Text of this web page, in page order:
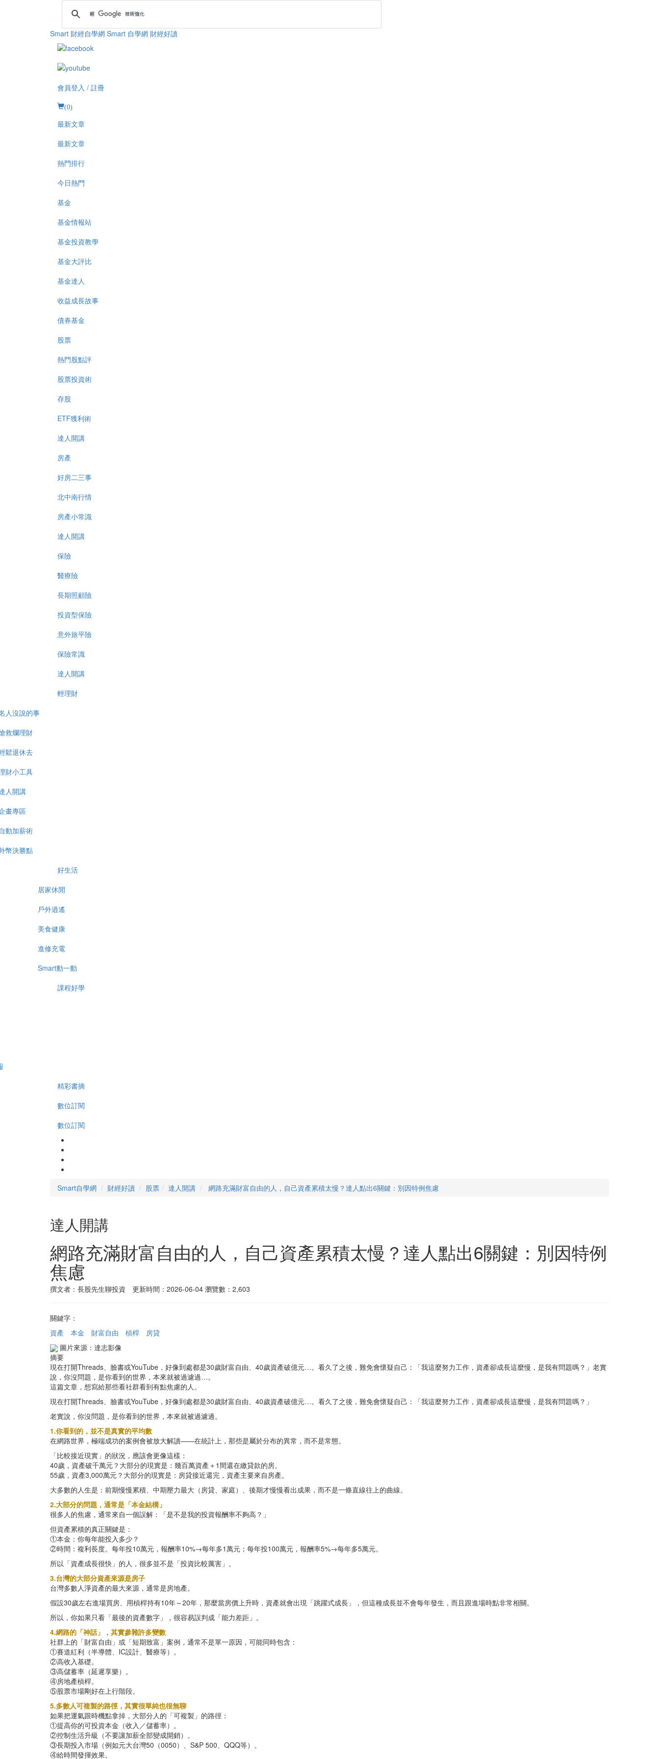
Smart 財經自學網 Smart 自學網 財經好讀
會員登入 / 註冊
(0)
最新文章
最新文章
熱門排行
今日熱門
基金
基金情報站
基金投資教學
基金大評比
基金達人
收益成長故事
債券基金
股票
熱門股點評
股票投資術
存股
ETF獲利術
達人開講
房產
好房二三事
北中南行情
房產小常識
達人開講
保險
醫療險
長期照顧險
投資型保險
意外旅平險
保險常識
達人開講
輕理財
人沒說的事
救爛理財
鬆退休去
財小工具
人開講
畫專區
動加薪術
幣決勝點
好生活
居家休閒
戶外逍遙
美食健康
進修充電
Smart動一動
課程好學
精彩書摘
數位訂閱
數位訂閱
Smart自學網 財經好讀 股票 達人開講 網路充滿財富自由的人，自己資產累積太慢？達人點出6關鍵：別因特例焦慮
達人開講
網路充滿財富自由的人，自己資產累積太慢？達人點出6關鍵：別因特例
焦慮
撰文者：長股先生聊投資 更新時間：2026-06-04 瀏覽數：2,603
關鍵字：
資產
本金 財富自由 槓桿
房貸
圖片來源：達志影像
摘要
現在打開Threads、臉書或YouTube，好像到處都是30歲財富自由、40歲資產破億元…。看久了之後，難免會懷疑自己：「我這麼努力工作，資產卻成長這麼慢，是我有問題嗎？」老實
說，你沒問題，是你看到的世界，本來就被過濾過…。
這篇文章，想寫給那些看社群看到有點焦慮的人。
現在打開Threads、臉書或YouTube，好像到處都是30歲財富自由、40歲資產破億元…。看久了之後，難免會懷疑自己：「我這麼努力工作，資產卻成長這麼慢，是我有問題嗎？」
老實說，你沒問題，是你看到的世界，本來就被過濾過。
1.你看到的，並不是真實的平均數
在網路世界，極端成功的案例會被放大解讀——在統計上，那些是屬於分布的異常，而不是常態。
「比較接近現實」的狀況，應該會更像這樣：
40歲，資產破千萬元？大部分的現實是：幾百萬資產＋1間還在繳貸款的房。
55歲，資產3,000萬元？大部分的現實是：房貸接近還完，資產主要來自房產。
大多數的人生是：前期慢慢累積、中期壓力最大（房貸、家庭）、後期才慢慢看出成果，而不是一條直線往上的曲線。
2.大部分的問題，通常是「本金結構」
很多人的焦慮，通常來自一個誤解：「是不是我的投資報酬率不夠高？」
但資產累積的真正關鍵是：
①本金：你每年能投入多少？
②時間：複利長度。每年投10萬元，報酬率10%→每年多1萬元；每年投100萬元，報酬率5%→每年多5萬元。
所以「資產成長很快」的人，很多並不是「投資比較厲害」。
3.台灣的大部分資產來源是房子
台灣多數人淨資產的最大來源，通常是房地產。
假設30歲左右進場買房、用槓桿持有10年～20年，那麼當房價上升時，資產就會出現「跳躍式成長」，但這種成長並不會每年發生，而且跟進場時點非常相關。
所以，你如果只看「最後的資產數字」，很容易誤判成「能力差距」。
4.網路的「神話」，其實參雜許多變數
社群上的「財富自由」或「短期致富」案例，通常不是單一原因，可能同時包含：
①賽道紅利（半導體、IC設計、醫療等）。
②高收入基礎。
③高儲蓄率（延遲享樂）。
④房地產槓桿。
⑤股票市場剛好在上行階段。
5.多數人可複製的路徑，其實很單純也很無聊
如果把運氣跟時機點拿掉，大部分人的「可複製」的路徑：
①提高你的可投資本金（收入／儲蓄率）。
②控制生活升級（不要讓加薪全部變成開銷）。
③長期投入市場（例如元大台灣50（0050）、S&P 500、QQQ等）。
④給時間發揮效果。